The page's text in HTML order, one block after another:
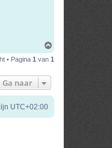
m
h
• Pagina 1 van 1
Ga naar
UTC+02:00